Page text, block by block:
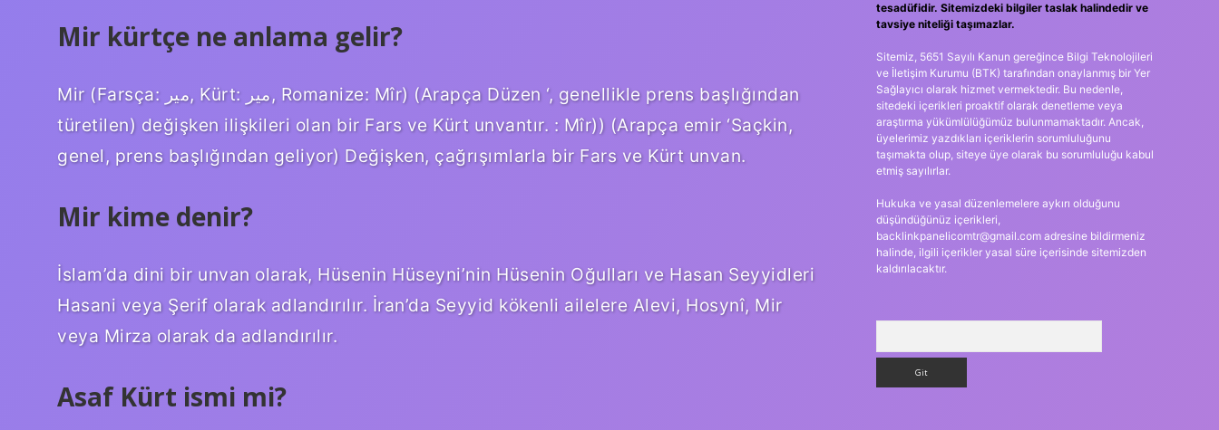
Mir kürtçe ne anlama gelir?
Mir (Farsça: مير, Kürt: میر, Romanize: Mîr) (Arapça Düzen ‘, genellikle prens başlığından
türetilen) değişken ilişkileri olan bir Fars ve Kürt unvantır. : Mîr)) (Arapça emir ‘Saçkin,
genel, prens başlığından geliyor) Değişken, çağrışımlarla bir Fars ve Kürt unvan.
Mir kime denir?
İslam’da dini bir unvan olarak, Hüsenin Hüseyni’nin Hüsenin Oğulları ve Hasan Seyyidleri
Hasani veya Şerif olarak adlandırılır. İran’da Seyyid kökenli ailelere Alevi, Hosynî, Mir
veya Mirza olarak da adlandırılır.
Asaf Kürt ismi mi?
tesadüfidir. Sitemizdeki bilgiler taslak halindedir ve
tavsiye niteliği taşımazlar.
Sitemiz, 5651 Sayılı Kanun gereğince Bilgi Teknolojileri
ve İletişim Kurumu (BTK) tarafından onaylanmış bir Yer
Sağlayıcı olarak hizmet vermektedir. Bu nedenle,
sitedeki içerikleri proaktif olarak denetleme veya
araştırma yükümlülüğümüz bulunmamaktadır. Ancak,
üyelerimiz yazdıkları içeriklerin sorumluluğunu
taşımakta olup, siteye üye olarak bu sorumluluğu kabul
etmiş sayılırlar.
Hukuka ve yasal düzenlemelere aykırı olduğunu
düşündüğünüz içerikleri,
backlinkpanelicomtr@gmail.comadresine bildirmeniz
halinde, ilgili içerikler yasal süre içerisinde sitemizden
kaldırılacaktır.